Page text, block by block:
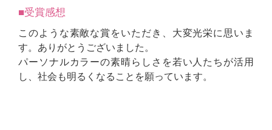
■受賞感想
このような素敵な賞をいただき、大変光栄に思いま
す。ありがとうございました。
パーソナルカラーの素晴らしさを若い人たちが活用
し、社会も明るくなることを願っています。